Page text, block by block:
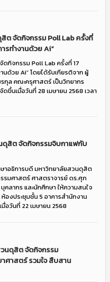
จัดกิจกรรม Poll Lab ครั้งที่
รทำงานด้วย Ai”
กิจกรรม Poll Lab ครั้งที่ 17
นด้วย Ai” โดยได้รับเกียรติจาก ผู้
กุล คณะครุศาสตร์ เป็นวิทยากร
ขึ้นเมื่อวันที่ 28 เมษายน 2568 เวลา
ดุสิต จัดกิจกรรมจิบกาแฟกับ
าอธิการบดี มหาวิทยาลัยสวนดุสิต
รมศาสตร์ ศาสตราจารย์ ดร.ศุภ
ลากร และนักศึกษา ให้ความสนใจ
องประชุมชั้น 5 อาคารสำนักงาน
อวันที่ 22 เมษายน 2568
นดุสิต จัดกิจกรรม
าศาสตร์ รวมใจ สืบสาน